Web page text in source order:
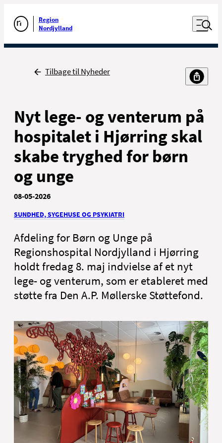
Gå til forsiden
Region
Nordjylland
Åben
Udfør søgning
Til sundhedsfaglige
Kontakt
Nyheder, presse og kommunikation
For ansatte
Tilbage til Nyheder
Nyt lege- og venterum på
hospitalet i Hjørring skal
skabe tryghed for børn
og unge
08-05-2026
SUNDHED, SYGEHUSE OG PSYKIATRI
Afdeling for Børn og Unge på
Regionshospital Nordjylland i Hjørring
holdt fredag 8. maj indvielse af et nyt
lege- og venterum, som er etableret med
støtte fra Den A.P. Møllerske Støttefond.